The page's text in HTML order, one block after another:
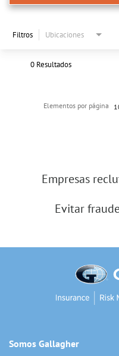
Filtros Ubicaciones
0 Resultados
Elementos por página
Empresas
Evitar
Somos Gallagher